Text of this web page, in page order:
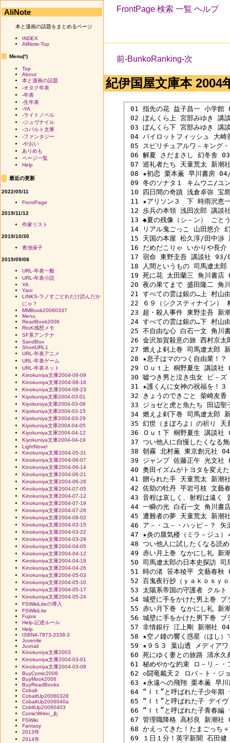
FrontPage 検索 一覧 ヘルプ
前-BunkoRanking-次
紀伊国屋文庫本 2004
01 指先の花 益子昌一 小学
02 ぼんくら上 宮部みゆき
03 ぼんくら下 宮部みゆき
04 パイロットフィッシュ 大
05 スピリチュアルワ－キン
06 解夏 さだまさし 幻冬舎
07 巡礼者たち 天童荒太 新
08 ★初恋 栗本薫 早川書房
09 冬のソナタ１ キムウニ/ユ
10 四日間の奇蹟 浅倉卓弥
11 ★アリソン３　下 時雨沢
12 歩兵の本領 浅田次郎 講
13 ◆夏の残像（シ－ン） ご
14 リアル鬼ごっこ 山田悠介
15 天国の本屋 松久淳/田中
16 だめだこりゃ いかりや長
17 宿命 東野圭吾 講談社
18 人間というもの 司馬遼太
19 死に花 太田蘭三 角川書
20 夜の果てまで 盛田隆二
21 すべての雲は銀の…上 村
22 ６９（シクスティナイン
23 超・殺人事件 東野圭吾
24 すべての雲は銀の…下 村
25 不自由な心 白石一文 角
26 金沢加賀殺意の旅 西村京
27 燃えよ剣上巻 司馬遼太郎
28 ★息子はマのつく自由業！
29 Ｏｕｔ上 桐野夏生 講談
30 嘘つき男と泣き虫女 ピ－
31 ★護くんに女神の祝福を！
32 きょうのできごと 柴崎友
33 ジョゼと虎と魚たち 田辺
34 燃えよ剣下巻 司馬遼太郎
35 幻世（まぼろよ）の祈り
36 Ｏｕｔ下 桐野夏生 講談
37 つい他人に自慢したくな
38 朝霧 北村薫 東京創元社
39 ジャンプ 佐藤正午 光文
40 奥田イズムがトヨタを変
41 贈られた手 天童荒太 新
42 佐助の牡丹 平岩弓枝 文
43 音程は哀しく、射程は遠
44 一瞬の光 白石一文 角川
45 遭難者の夢 天童荒太 新
46 ア－・ユ－・ハッピ－？
47 ★炎の蜃気楼（ミラ－ジュ
48 つい他人に試したくなる読
49 赤い月上巻 なかにし礼
50 司馬遼太郎の日本史探訪
51 時の渚 笹本稜平 文藝春
52 百鬼夜行抄（ｙａｋｏｓ
53 太陽系帝国の守護者 クル
54 城壁に手をかけた男上巻
55 赤い月下巻 なかにし礼
56 城壁に手をかけた男下巻
57 非情銀行 江上剛 新潮社
58 ★空ノ鐘の響く惑星（ほし
59 ★９Ｓ３ 葉山透 メディア
60 死にゆく妻との旅路 清水
61 秘めやかな約束 ロ－リ－
62 ◇闘竜戴天２ ロバ－ト・
63 ★永遠への飛翔 栗本薫 早
64 “Ｉｔ”と呼ばれた子少年
65 “Ｉｔ”と呼ばれた子 デイ
66 “Ｉｔ”と呼ばれた子青春
67 管理職降格 高杉良 新潮
68 かえってきた！たまごっ
69 １日１分！英字新聞 石田
AliNote
本と漫画の話題をまとめるページ
INDEX
AliNote-Top
Menu(*)
Top
About
本と漫画の話題
-オタク年表
-年表
-生年表
-YA
-ライトノベル
-ジュヴナイル
-コバルト文庫
-ファンタジー
-やおい
ありめも
ページ一覧
Help
最近の更新
2022/05/11
FrontPage
2019/11/12
作家リスト
2019/10/30
青池保子
2019/09/08
URL-年表一般
URL-年表小説
YA
Yaoi
LINKS-ラノすごどれだけ読んだか
にゃ？
MMBook20060337
Menu
ReadBook2006
RtoK感想メモ
SF系アンテナ
SandBox
ShortURL1
URL-年表アニメ
URL-年表ゲーム
URL-年表ネット
Kinokuniya文庫2004-08-09
Kinokuniya文庫2004-08-16
Kinokuniya文庫2004-08-23
Kiyokuniya文庫2004-03-01
Kiyokuniya文庫2004-03-08
Kiyokuniya文庫2004-03-15
Kiyokuniya文庫2004-03-29
Kiyokuniya文庫2004-04-05
Kiyokuniya文庫2004-04-12
Kiyokuniya文庫2004-04-19
LightNovel
Kinokuniya文庫2004-05-31
Kinokuniya文庫2004-06-07
Kinokuniya文庫2004-06-14
Kinokuniya文庫2004-06-21
Kinokuniya文庫2004-06-28
Kinokuniya文庫2004-07-05
Kinokuniya文庫2004-07-12
Kinokuniya文庫2004-07-19
Kinokuniya文庫2004-07-26
Kinokuniya文庫2004-08-02
Kinokuniya文庫2004-03-15
Kinokuniya文庫2004-03-22
Kinokuniya文庫2004-03-29
Kinokuniya文庫2004-04-05
Kinokuniya文庫2004-04-12
Kinokuniya文庫2004-04-19
Kinokuniya文庫2004-04-26
Kinokuniya文庫2004-05-03
Kinokuniya文庫2004-05-10
Kinokuniya文庫2004-05-17
Kinokuniya文庫2004-05-24
FSWikiLiteの導入
FSWikiLite
Fujosi
Help-記述ルール
Help
ISBN4-7973-3338-3
Juvenile
Juvnail
Kinokuniya文庫2003
Kinokuniya文庫2004-03-01
Kinokuniya文庫2004-03-08
BuyComic2006
BuyMook2006
BuyReadBooks
Cobalt
CobaltUp20060328
CobaltUp2006040a
CobltUp20060403
ComicWriter_あ
FSWiki
Fantasy
2013年
2014年